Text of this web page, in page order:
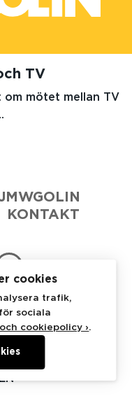
TV
mötet mellan TV
KONTAKT
114 35 Stockholm
50
cookies
trafik,
sociala
cookiepolicy ›.